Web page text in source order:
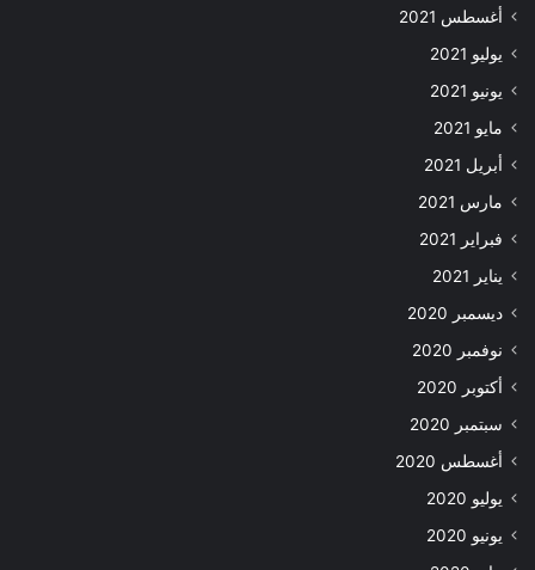
أغسطس 2021
يوليو 2021
يونيو 2021
مايو 2021
أبريل 2021
مارس 2021
فبراير 2021
يناير 2021
ديسمبر 2020
نوفمبر 2020
أكتوبر 2020
سبتمبر 2020
أغسطس 2020
يوليو 2020
يونيو 2020